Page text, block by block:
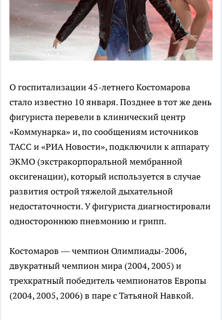
О госпитализации 45-летнего Костомарова
стало известно 10 января. Позднее в тот же день
фигуриста перевели в клинический центр
«Коммунарка» и, по сообщениям источников
ТАСС и «РИА Новости», подключили к аппарату
ЭКМО (экстракорпоральной мембранной
оксигенации), который используется в случае
развития острой тяжелой дыхательной
недостаточности. У фигуриста диагностировали
одностороннюю пневмонию и грипп.
Костомаров — чемпион Олимпиады-2006,
двукратный чемпион мира (2004, 2005) и
трехкратный победитель чемпионатов Европы
(2004, 2005, 2006) в паре с Татьяной Навкой.